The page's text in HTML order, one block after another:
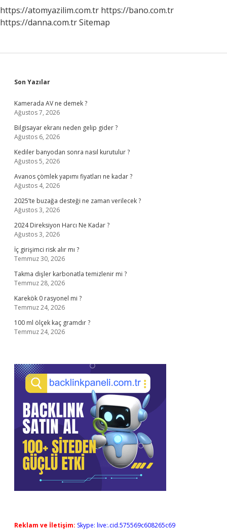
https://atomyazilim.com.tr https://bano.com.tr
https://danna.com.trSitemap
Sidebar
Son Yazılar
Kamerada AV ne demek ?
Ağustos 7, 2026
Bilgisayar ekranı neden gelip gider ?
Ağustos 6, 2026
Kediler banyodan sonra nasıl kurutulur ?
Ağustos 5, 2026
Avanos çömlek yapımı fiyatları ne kadar ?
Ağustos 4, 2026
2025’te buzağa desteği ne zaman verilecek ?
Ağustos 3, 2026
2024 Direksiyon Harcı Ne Kadar ?
Ağustos 3, 2026
İç girişimci risk alır mı ?
Temmuz 30, 2026
Takma dişler karbonatla temizlenir mi ?
Temmuz 28, 2026
Karekök 0 rasyonel mi ?
Temmuz 24, 2026
100 ml ölçek kaç gramdır ?
Temmuz 24, 2026
Reklam ve İletişim: Skype: live:.cid.575569c608265c69